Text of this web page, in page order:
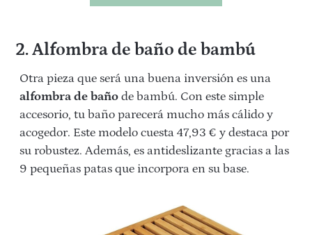
2. Alfombra de baño de bambú
Otra pieza que será una buena inversión es una
alfombra de baño de bambú. Con este simple
accesorio, tu baño parecerá mucho más cálido y
acogedor. Este modelo cuesta 47,93 € y destaca por
su robustez. Además, es antideslizante gracias a las
9 pequeñas patas que incorpora en su base.